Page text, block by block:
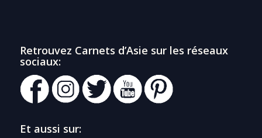
Retrouvez Carnets d’Asie sur les réseaux
sociaux:
Et aussi sur: